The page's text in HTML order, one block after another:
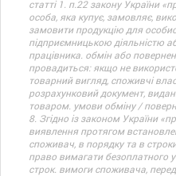
статті 1. п.22 закону України
особа, яка купує, замовляє,
замовити продукцію для
підприємницькою діяльністю
працівника. обмін або
провадиться: якщо не
товарний вигляд, споживчі
розрахунковий документ,
товаром. умови обміну /
8. Згідно із законом України
виявлення протягом
споживач, в порядку та в
право вимагати безоплатного
строк. вимоги споживача,